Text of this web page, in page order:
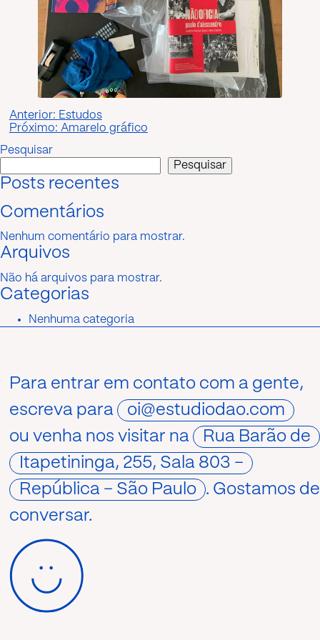
Navegação
de
Post
Anterior: Estudos
Próximo: Amarelo gráfico
Pesquisar
Pesquisar
Posts recentes
Comentários
Nenhum comentário para mostrar.
Arquivos
Não há arquivos para mostrar.
Categorias
Nenhuma categoria
Para entrar em contato com a gente,
escreva para
oi@estudiodao.com
ou venha nos visitar na
Rua Barão de
Itapetininga, 255, Sala 803 –
República – São Paulo
. Gostamos de
conversar.